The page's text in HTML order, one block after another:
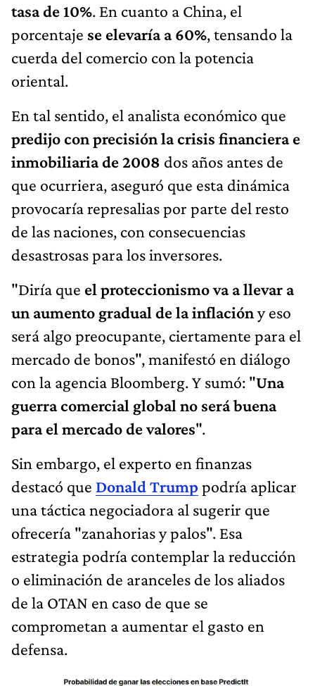
tasa de 10%. En cuanto a China, el
porcentaje se elevaría a 60%, tensando la
cuerda del comercio con la potencia
oriental.
En tal sentido, el analista económico que
predijo con precisión la crisis financiera e
inmobiliaria de 2008 dos años antes de
que ocurriera, aseguró que esta dinámica
provocaría represalias por parte del resto
de las naciones, con consecuencias
desastrosas para los inversores.
"Diría que el proteccionismo va a llevar a
un aumento gradual de la inflacióny eso
será algo preocupante, ciertamente para el
mercado de bonos", manifestó en diálogo
con la agencia Bloomberg. Y sumó: "Una
guerra comercial global no será buena
para el mercado de valores".
Sin embargo, el experto en finanzas
destacó que Donald Trump podría aplicar
una táctica negociadora al sugerir que
ofrecería "zanahorias y palos". Esa
estrategia podría contemplar la reducción
o eliminación de aranceles de los aliados
de la OTAN en caso de que se
comprometan a aumentar el gasto en
defensa.